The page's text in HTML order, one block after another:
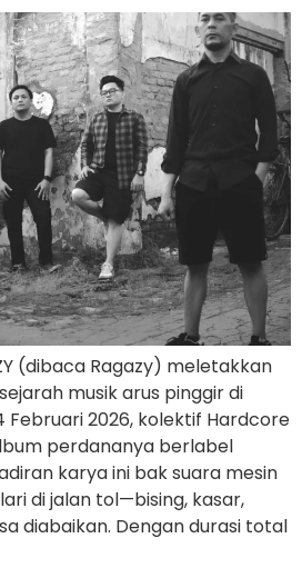
(dibaca Ragazy) meletakkan
musik arus pinggir di
Februari 2026, kolektif Hardcore
perdananya berlabel
karya ini bak suara mesin
di jalan tol—bising, kasar,
diabaikan. Dengan durasi total